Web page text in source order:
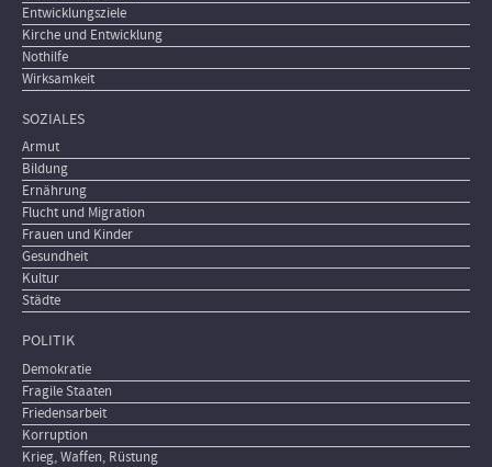
Entwicklungsziele
Kirche und Entwicklung
Nothilfe
Wirksamkeit
SOZIALES
Armut
Bildung
Ernährung
Flucht und Migration
Frauen und Kinder
Gesundheit
Kultur
Städte
POLITIK
Demokratie
Fragile Staaten
Friedensarbeit
Korruption
Krieg, Waffen, Rüstung